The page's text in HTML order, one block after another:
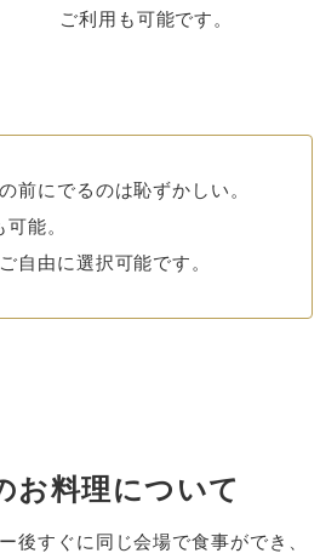
ご利用も可能です。
前にでるのは恥ずかしい。
能。
自由に選択可能です。
お料理について
後すぐに同じ会場で食事ができ、